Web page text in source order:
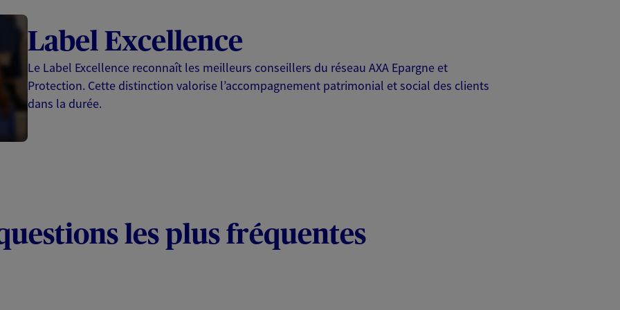
Label Excellence
Le Label Excellence reconnaît les meilleurs conseillers du réseau AXA Epargne et
Protection. Cette distinction valorise l’accompagnement patrimonial et social des clients
dans la durée.
les plus fréquentes